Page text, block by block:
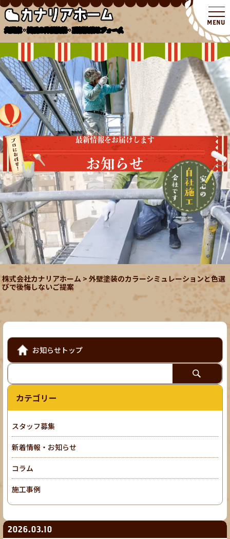
北関東・埼玉の外壁塗装・屋根塗装リフォーム
最新情報をお届けします
お知らせ
株式会社カナリアホーム >外壁塗装のカラーシミュレーションと色選
びで後悔しないご提案
2026.03.10
お知らせトップ
カテゴリー
スタッフ募集
新着情報・お知らせ
コラム
施工事例